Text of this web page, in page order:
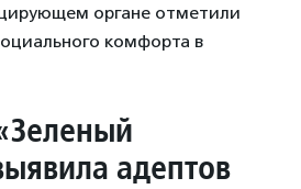
органе отметили
комфорта в
адептов